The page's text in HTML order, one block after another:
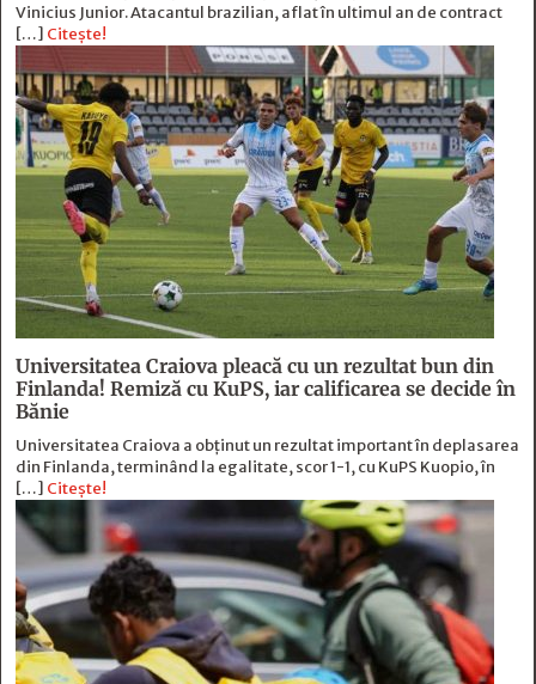
Vinicius Junior. Atacantul brazilian, aflat în ultimul an de contract
[…] Citește!
Universitatea Craiova pleacă cu un rezultat bun din
Finlanda! Remiză cu KuPS, iar calificarea se decide în
Bănie
Universitatea Craiova a obținut un rezultat important în deplasarea
din Finlanda, terminând la egalitate, scor 1-1, cu KuPS Kuopio, în
[…] Citește!